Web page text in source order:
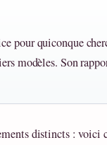
pour quiconque
modèles. Son
distincts : voici